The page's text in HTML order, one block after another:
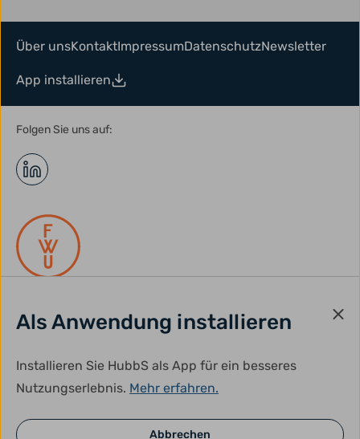
Als Anwendung installieren
Installieren Sie HubbS als App für ein besseres
Nutzungserlebnis. Mehr erfahren.
Abbrechen
Über unsKontaktImpressumDatenschutzNewsletter
App installieren
Folgen Sie uns auf:
gefördert durch: